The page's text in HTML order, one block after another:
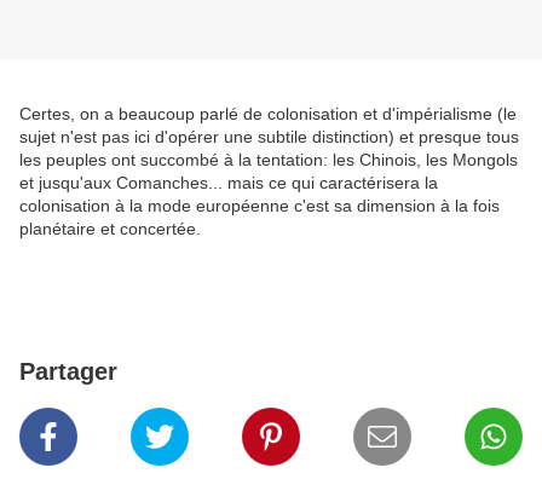
Certes, on a beaucoup parlé de colonisation et d'impérialisme (le
sujet n'est pas ici d'opérer une subtile distinction) et presque tous
les peuples ont succombé à la tentation: les Chinois, les Mongols
et jusqu'aux Comanches... mais ce qui caractérisera la
colonisation à la mode européenne c'est sa dimension à la fois
planétaire et concertée.
Partager